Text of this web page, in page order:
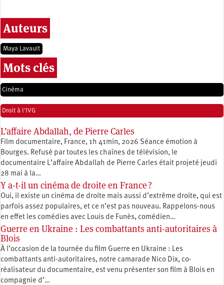
Auteurs
Maya Lavault
Mots clés
Cinéma
Droit à l'IVG
L’affaire Abdallah, de Pierre Carles
Film documentaire, France, 1h 41min, 2026 Séance émotion à
Bourges. Refusé par toutes les chaînes de télévision, le
documentaire L’affaire Abdallah de Pierre Carles était projeté jeudi
28 mai à la…
Y a-t-il un cinéma de droite en France ?
Oui, il existe un cinéma de droite mais aussi d’extrême droite, qui est
parfois assez populaires, et ce n’est pas nouveau. Rappelons-nous
en effet les comédies avec Louis de Funès, comédien…
Guerre en Ukraine : Les combattants anti-autoritaires à
Blois
À l’occasion de la tournée du film Guerre en Ukraine : Les
combattants anti-autoritaires, notre camarade Nico Dix, co-
réalisateur du documentaire, est venu présenter son film à Blois en
compagnie d’…